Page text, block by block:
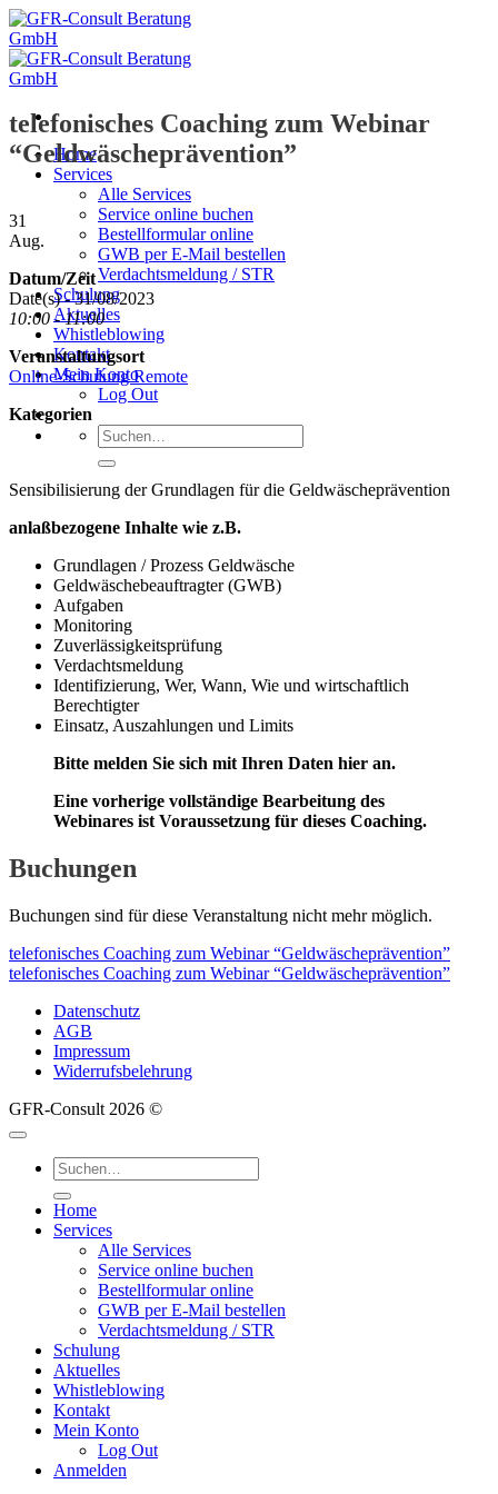
Zum
Inhalt
springen
Home
Services
Alle Services
Service online buchen
Bestellformular online
GWB per E-Mail bestellen
Verdachtsmeldung / STR
Schulung
Aktuelles
Whistleblowing
Kontakt
Mein Konto
Log Out
Suche
nach:
telefonisches Coaching zum Webinar
“Geldwäscheprävention”
31
Aug.
Datum/Zeit
Date(s) - 31/08/2023
10:00 - 11:00
Veranstaltungsort
Online-Schulung Remote
Kategorien
Sensibilisierung der Grundlagen für die Geldwäscheprävention
anlaßbezogene Inhalte wie z.B.
Grundlagen / Prozess Geldwäsche
Geldwäschebeauftragter (GWB)
Aufgaben
Monitoring
Zuverlässigkeitsprüfung
Verdachtsmeldung
Identifizierung, Wer, Wann, Wie und wirtschaftlich
Berechtigter
Einsatz, Auszahlungen und Limits
Bitte melden Sie sich mit Ihren Daten hier an.
Eine vorherige vollständige Bearbeitung des
Webinares ist Voraussetzung für dieses Coaching.
Buchungen
Buchungen sind für diese Veranstaltung nicht mehr möglich.
telefonisches Coaching zum Webinar “Geldwäscheprävention”
telefonisches Coaching zum Webinar “Geldwäscheprävention”
Datenschutz
AGB
Impressum
Widerrufsbelehrung
GFR-Consult 2026 ©
Suche
nach:
Home
Services
Alle Services
Service online buchen
Bestellformular online
GWB per E-Mail bestellen
Verdachtsmeldung / STR
Schulung
Aktuelles
Whistleblowing
Kontakt
Mein Konto
Log Out
Anmelden